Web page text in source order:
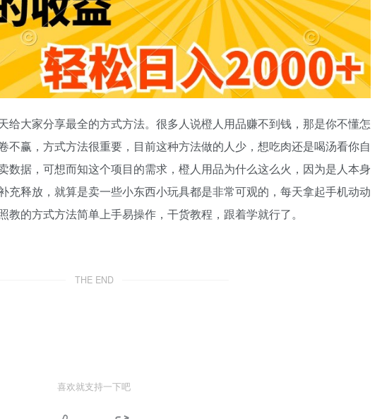
给大家分享最全的方式方法。很多人说橙人用品赚不到钱，那是你不懂怎
不赢，方式方法很重要，目前这种方法做的人少，想吃肉还是喝汤看你自
数据，可想而知这个项目的需求，橙人用品为什么这么火，因为是人本身
充释放，就算是卖一些小东西小玩具都是非常可观的，每天拿起手机动动
的方式方法简单上手易操作，干货教程，跟着学就行了。
THE END
喜欢就支持一下吧